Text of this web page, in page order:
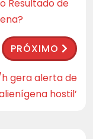
Resultado de
PRÓXIMO
gera alerta de
hostil’